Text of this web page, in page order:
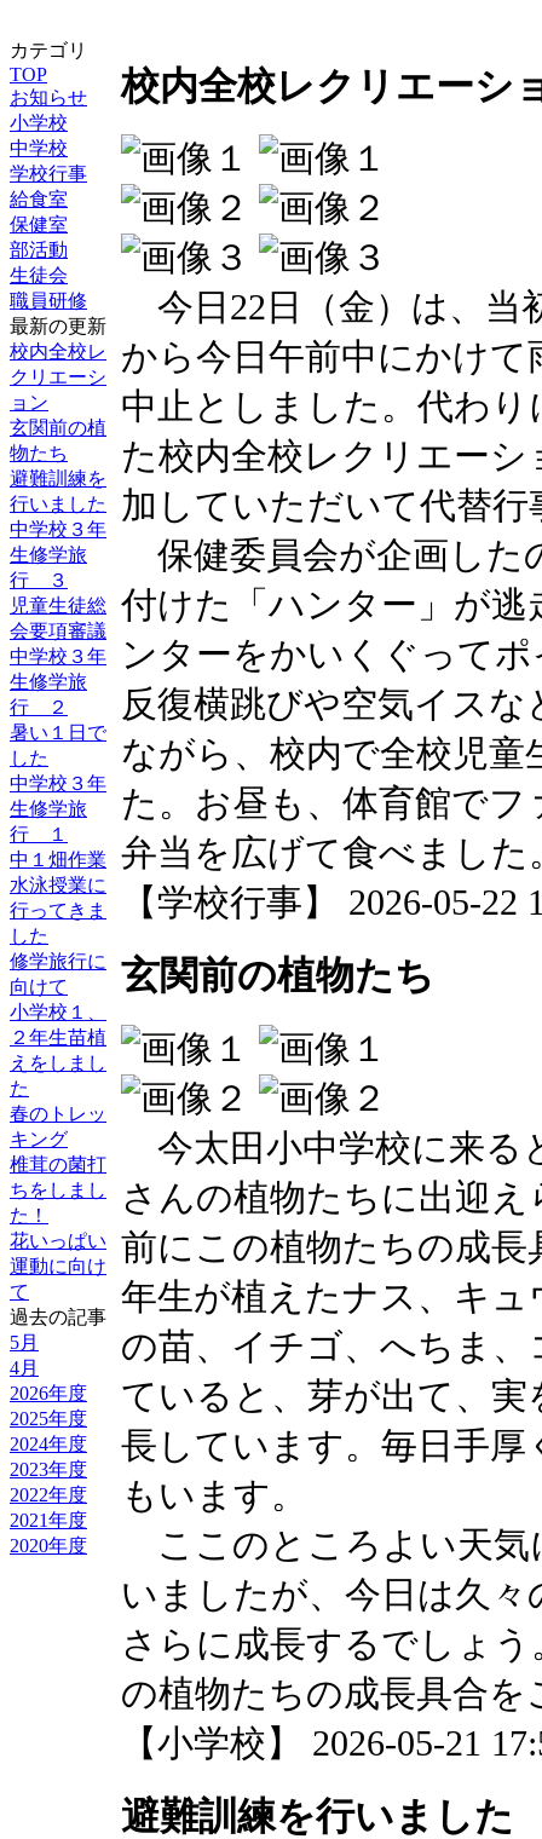
カテゴリ
TOP
お知らせ
小学校
中学校
学校行事
給食室
保健室
部活動
生徒会
職員研修
最新の更新
校内全校レ
クリエーシ
ョン
玄関前の植
物たち
避難訓練を
行いました
中学校３年
生修学旅
行 ３
児童生徒総
会要項審議
中学校３年
生修学旅
行 ２
暑い１日で
した
中学校３年
生修学旅
行 １
中１畑作業
水泳授業に
行ってきま
した
修学旅行に
向けて
小学校１、
２年生苗植
えをしまし
た
春のトレッ
キング
椎茸の菌打
ちをしまし
た！
花いっぱい
運動に向け
て
過去の記事
5月
4月
2026年度
2025年度
2024年度
2023年度
2022年度
2021年度
2020年度
校内全校レクリエーシ
今日22日（金）は、当
から今日午前中にかけ
中止としました。代わ
た校内全校レクリエー
加していただいて代替
保健委員会が企画した
付けた「ハンター」が
ンターをかいくぐって
反復横跳びや空気イス
ながら、校内で全校児
た。お昼も、体育館で
弁当を広げて食べました
【学校行事】 2026-05-22
玄関前の植物たち
今太田小中学校に来る
さんの植物たちに出迎
前にこの植物たちの成長
年生が植えたナス、キ
の苗、イチゴ、へちま
ていると、芽が出て、
長しています。毎日手
もいます。
ここのところよい天気
いましたが、今日は久
さらに成長するでしょ
の植物たちの成長具合を
【小学校】 2026-05-21
避難訓練を行いました